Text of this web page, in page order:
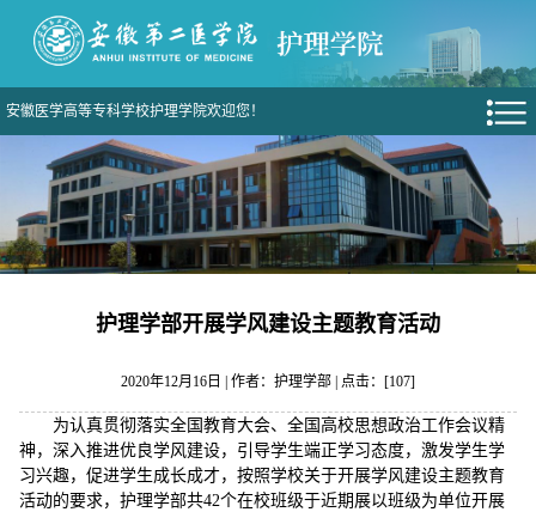
安徽医学高等专科学校护理学院欢迎您！
护理学部开展学风建设主题教育活动
2020年12月16日 | 作者：护理学部 | 点击：[107]
为认真贯彻落实全国教育大会、全国高校思想政治工作会议精
神，深入推进优良学风建设，引导学生端正学习态度，激发学生学
习兴趣，促进学生成长成才，按照学校关于开展学风建设主题教育
活动的要求，护理学部共42个在校班级于近期展以班级为单位开展